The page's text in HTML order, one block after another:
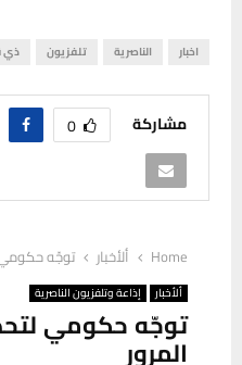
اخبار الناصرية تلفزيون ذي
مشاركة 0
Home ألأخبار توجّه حكومي
ألأخبار إذاعة وتلفزيون الناصرية
توجّه حكومي
المرور